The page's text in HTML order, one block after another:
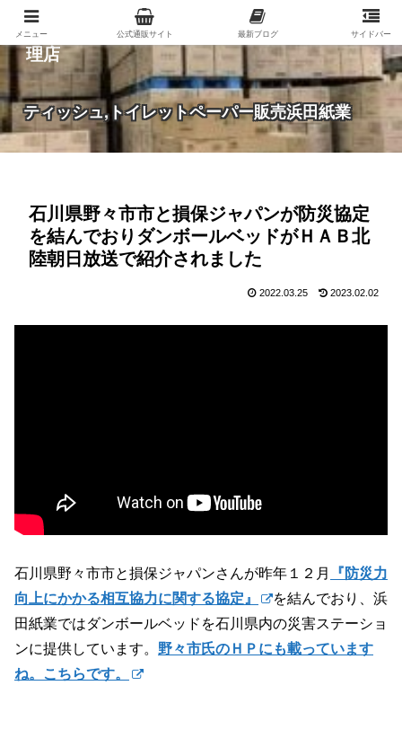
紙（家庭紙・包装紙・印刷用紙など）の総合代
理店
ティッシュ,トイレットペーパー販売浜田紙業
石川県野々市市と損保ジャパンが防災協定
を結んでおりダンボールベッドがＨＡＢ北
陸朝日放送で紹介されました
2022.03.25 2023.02.02
石川県野々市市と損保ジャパンさんが昨年１２月
『防災力
向上にかかる相互協力に関する協定』
を結んでおり、浜
田紙業ではダンボールベッドを石川県内の災害ステーショ
ンに提供しています。 野々市氏のＨＰにも載っています
ね。こちらです。
メニュー 公式通販サイト 最新ブログ サイドバー